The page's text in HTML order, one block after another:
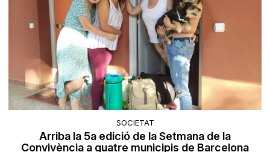
SOCIETAT
Arriba la 5a edició de la Setmana de la
Convivència a quatre municipis de Barcelona